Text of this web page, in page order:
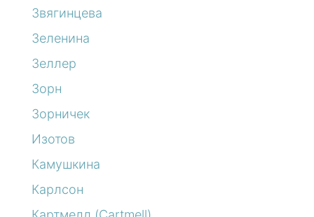
Звягинцева
Зеленина
Зеллер
Зорн
Зорничек
Изотов
Камушкина
Карлсон